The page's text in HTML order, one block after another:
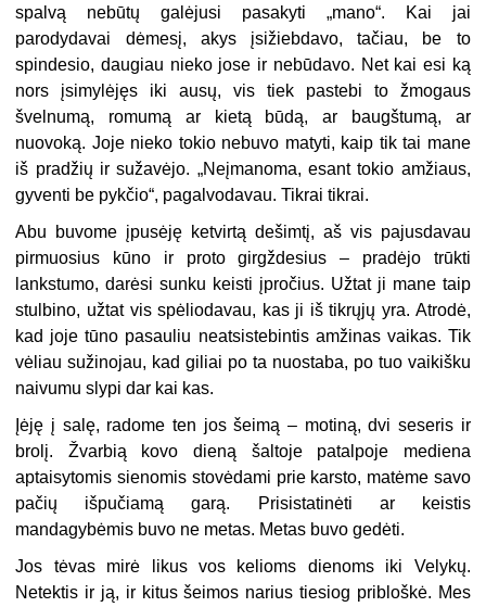
spalvą nebūtų galėjusi pasakyti „mano“. Kai jai
parodydavai dėmesį, akys įsižiebdavo, tačiau, be to
spindesio, daugiau nieko jose ir nebūdavo. Net kai esi ką
nors įsimylėjęs iki ausų, vis tiek pastebi to žmogaus
švelnumą, romumą ar kietą būdą, ar baugštumą, ar
nuovoką. Joje nieko tokio nebuvo matyti, kaip tik tai mane
iš pradžių ir sužavėjo. „Neįmanoma, esant tokio amžiaus,
gyventi be pykčio“, pagalvodavau. Tikrai tikrai.
Abu buvome įpusėję ketvirtą dešimtį, aš vis pajusdavau
pirmuosius kūno ir proto girgždesius – pradėjo trūkti
lankstumo, darėsi sunku keisti įpročius. Užtat ji mane taip
stulbino, užtat vis spėliodavau, kas ji iš tikrųjų yra. Atrodė,
kad joje tūno pasauliu neatsistebintis amžinas vaikas. Tik
vėliau sužinojau, kad giliai po ta nuostaba, po tuo vaikišku
naivumu slypi dar kai kas.
Įėję į salę, radome ten jos šeimą – motiną, dvi seseris ir
brolį. Žvarbią kovo dieną šaltoje patalpoje mediena
aptaisytomis sienomis stovėdami prie karsto, matėme savo
pačių išpučiamą garą. Prisistatinėti ar keistis
mandagybėmis buvo ne metas. Metas buvo gedėti.
Jos tėvas mirė likus vos kelioms dienoms iki Velykų.
Netektis ir ją, ir kitus šeimos narius tiesiog pribloškė. Mes